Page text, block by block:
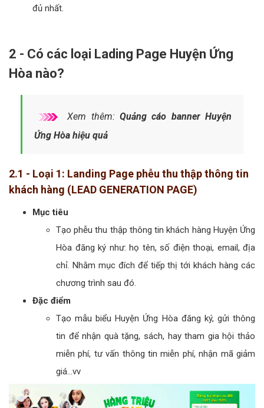
đủ nhất.
2 - Có các loại Lading Page Huyện Ứng
Hòa nào?
Xem thêm: Quảng cáo banner Huyện
Ứng Hòa hiệu quả
2.1 - Loại 1: Landing Page phễu thu thập thông tin
khách hàng (LEAD GENERATION PAGE)
Mục tiêu
Tạo phễu thu thập thông tin khách hàng Huyện Ứng
Hòa đăng ký như: họ tên, số điện thoại, email, địa
chỉ. Nhằm mục đích để tiếp thị tới khách hàng các
chương trình sau đó.
Đặc điểm
Tạo mẫu biểu Huyện Ứng Hòa đăng ký, gửi thông
tin để nhận quà tặng, sách, hay tham gia hội thảo
miễn phí, tư vấn thông tin miễn phí, nhận mã giảm
giá...vv